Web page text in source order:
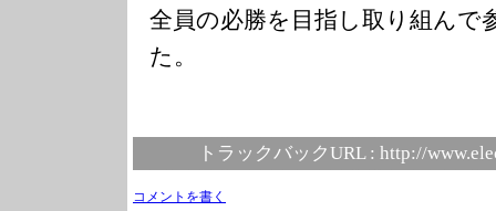
全員の必勝を目指し取り組んで
た。
トラックバックURL : http://
コメントを書く